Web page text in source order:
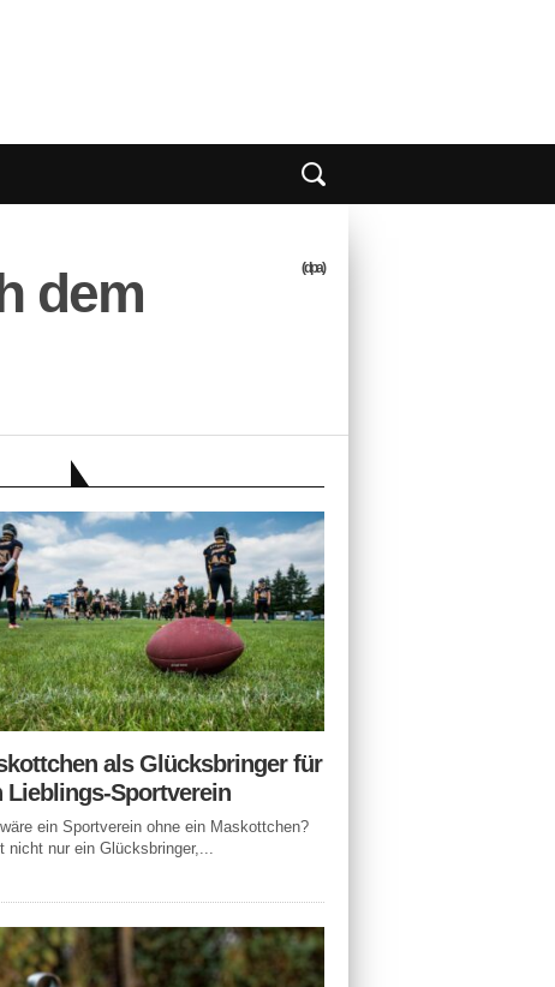
dem
(dpa)
als Glücksbringer für
Lieblings-Sportverein
ein Sportverein ohne ein Maskottchen?
nicht nur ein Glücksbringer,...